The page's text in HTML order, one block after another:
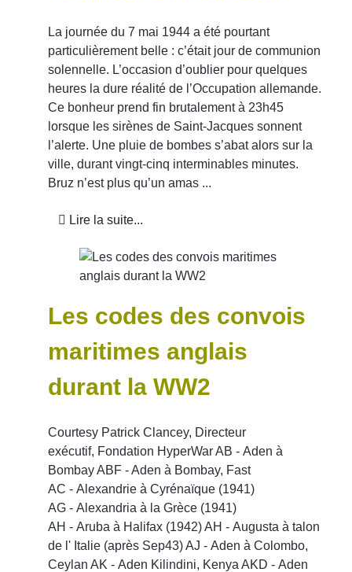
La journée du 7 mai 1944 a été pourtant
particulièrement belle : c’était jour de communion
solennelle. L’occasion d’oublier pour quelques
heures la dure réalité de l’Occupation allemande.
Ce bonheur prend fin brutalement à 23h45
lorsque les sirènes de Saint-Jacques sonnent
l’alerte. Une pluie de bombes s’abat alors sur la
ville, durant vingt-cinq interminables minutes.
Bruz n’est plus qu’un amas ...
Lire la suite...
Les codes des convois
maritimes anglais
durant la WW2
Courtesy Patrick Clancey, Directeur
exécutif, Fondation HyperWar AB - Aden à
Bombay ABF - Aden à Bombay, Fast
AC - Alexandrie à Cyrénaïque (1941)
AG - Alexandria à la Grèce (1941)
AH - Aruba à Halifax (1942) AH - Augusta à talon
de l' Italie (après Sep43) AJ - Aden à Colombo,
Ceylan AK - Aden Kilindini, Kenya AKD - Aden